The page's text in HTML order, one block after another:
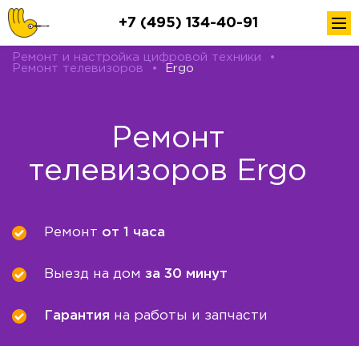
+7 (495) 134-40-91
Ремонт и настройка цифровой техники
•
Ремонт телевизоров
• Ergo
Ремонт
телевизоров Ergo
Ремонт от 1 часа
Выезд на дом за 30 минут
Гарантия на работы и запчасти